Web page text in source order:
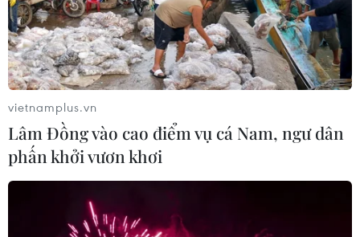
vietnamplus.vn
Lâm Đồng vào cao điểm vụ cá Nam, ngư dân
phấn khởi vươn khơi